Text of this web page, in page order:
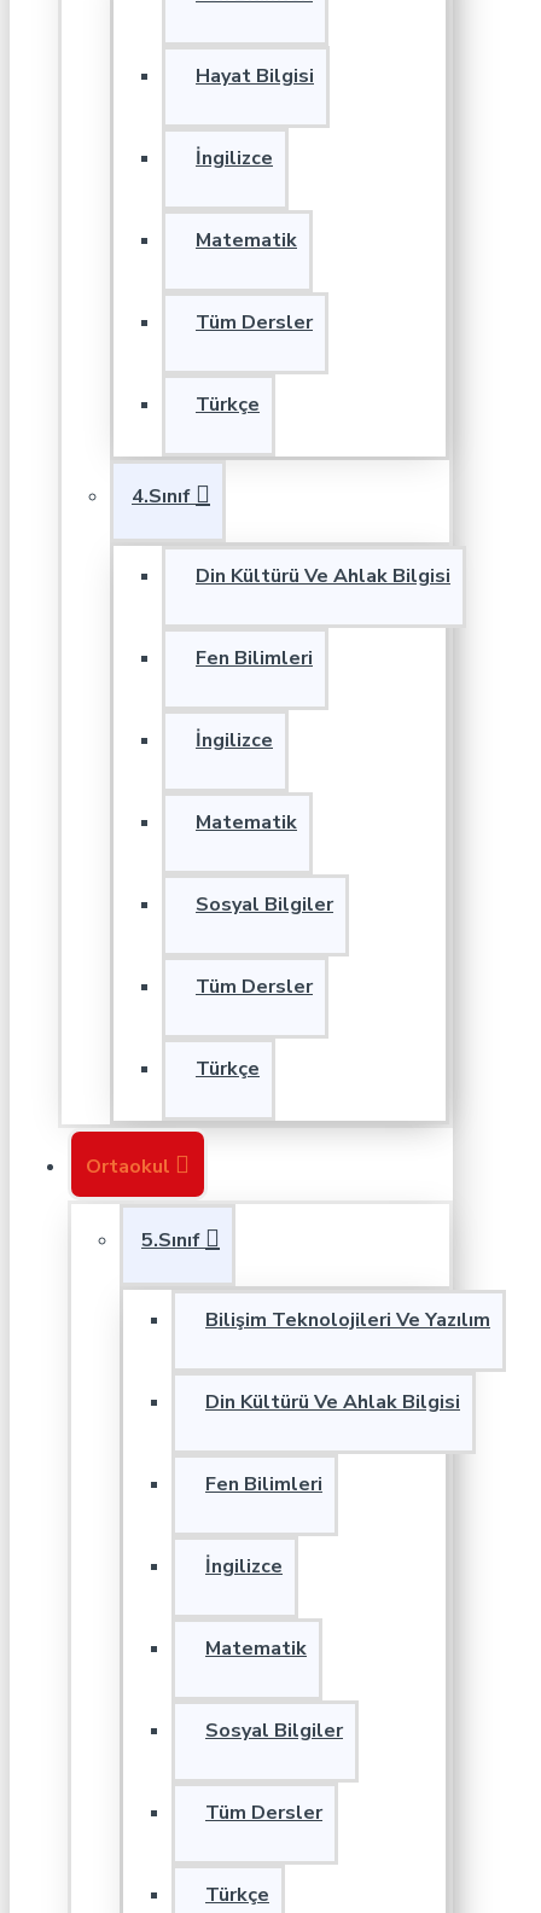
Hayat Bilgisi
İngilizce
Matematik
Tüm Dersler
Türkçe
4.Sınıf
Din Kültürü Ve Ahlak Bilgisi
Fen Bilimleri
İngilizce
Matematik
Sosyal Bilgiler
Tüm Dersler
Türkçe
Ortaokul
5.Sınıf
Bilişim Teknolojileri Ve Yazılım
Din Kültürü Ve Ahlak Bilgisi
Fen Bilimleri
İngilizce
Matematik
Sosyal Bilgiler
Tüm Dersler
Türkçe